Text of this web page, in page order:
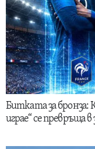
Битката за бронза:
играе“ се превръща